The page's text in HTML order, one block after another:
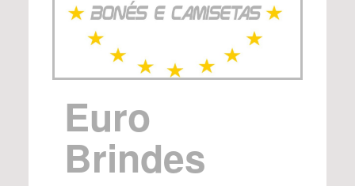
Euro
Brindes